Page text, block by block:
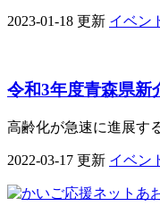
2023-01-18 更新 イベン
令和3年度青森県新
高齢化が急速に進展す
2022-03-17 更新 イベン